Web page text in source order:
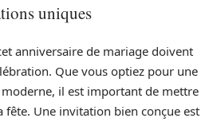
uniques
anniversaire de mariage doivent
Que vous optiez pour une
il est important de mettre
fête. Une invitation bien conçue est